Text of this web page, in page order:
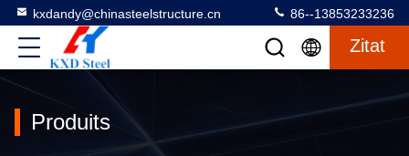
kxdandy@chinasteelstructure.cn 86--13853233236
Zitat
Produits